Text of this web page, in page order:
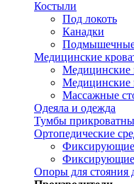
Костыли
Под локоть
Канадки
Медицинские
Медицинские
Медицинские
Массажные
Одеяла и одежда
Тумбы
Ортопедические
Опоры для стояния